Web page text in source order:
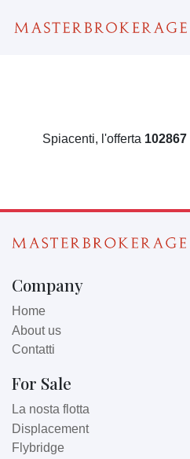
Spiacenti, l'offerta 102867
Company
Home
About us
Contatti
For Sale
La nosta flotta
Displacement
Flybridge